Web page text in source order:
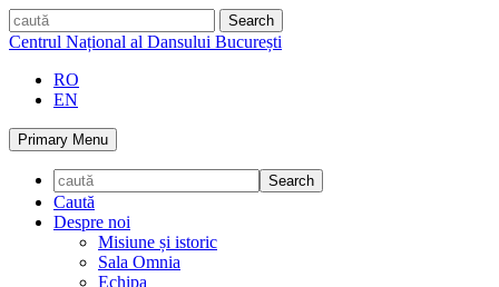
Skip
to
caută
Centrul Național al Dansului București
RO
EN
Primary Menu
Caută
Despre noi
Misiune și istoric
Sala Omnia
Echipa